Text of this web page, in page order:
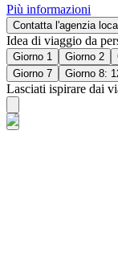
Più informazioni
Contatta l'agenzia
Idea di viaggio da
Giorno 1 Giorno 2
Giorno 7
Giorno 8:
Lasciati ispirare dai